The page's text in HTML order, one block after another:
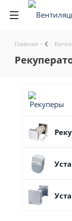
Главная -